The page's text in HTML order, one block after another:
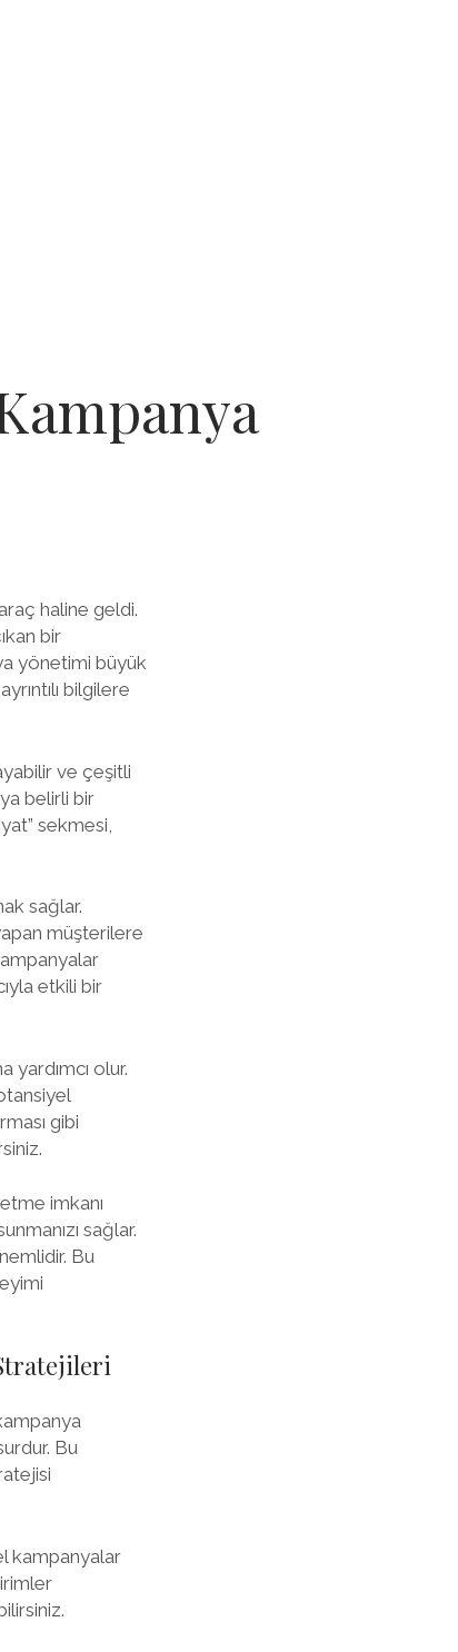
haline geldi.
bir
yönetimi büyük
bilgilere
ve çeşitli
belirli bir
sekmesi,
sağlar.
müşterilere
etkili bir
yardımcı olur.
gibi
imkanı
sağlar.
Bu
Bu
kampanyalar